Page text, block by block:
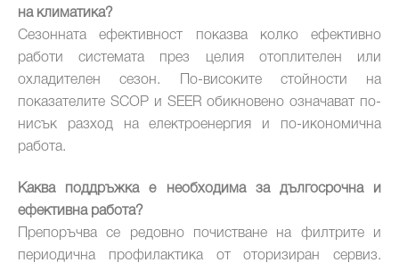
на климатика?
Сезонната ефективност показва колко ефективно
работи системата през целия отоплителен или
охладителен сезон. По-високите стойности на
показателите SCOP и SEER обикновено означават по-
нисък разход на електроенергия и по-икономична
работа.
Каква поддръжка е необходима за дългосрочна и
ефективна работа?
Препоръчва се редовно почистване на филтрите и
периодична профилактика от оторизиран сервиз.